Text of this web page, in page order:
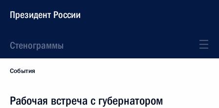
Президент России
Стенограммы
События
Рабочая встреча с губернатором